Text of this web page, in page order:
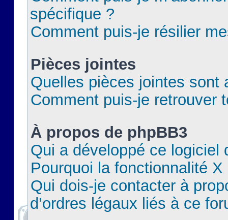
spécifique ?
Comment puis-je résilier
Pièces jointes
Quelles pièces jointes sont
Comment puis-je retrouver
À propos de phpBB3
Qui a développé ce logiciel
Pourquoi la fonctionnalité X
Qui dois-je contacter à
d’ordres légaux liés à ce